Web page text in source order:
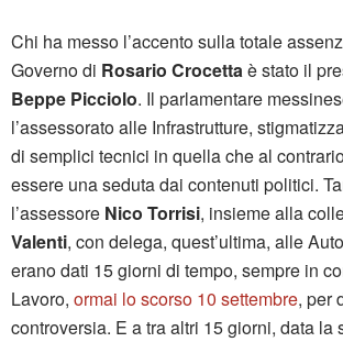
Chi ha messo l’accento sulla totale
Governo di Rosario Crocettaè stato il
Beppe Picciolo. Il parlamentare
l’assessorato alle Infrastrutture,
di semplici tecnici in quella che al
essere una seduta dai contenuti politici.
l’assessore Nico Torrisi, insieme alla
Valenti, con delega, quest’ultima, alle
erano dati 15 giorni di tempo, sempre in
Lavoro, ormai lo scorso 10 settembre, per
controversia. E a tra altri 15 giorni, data la